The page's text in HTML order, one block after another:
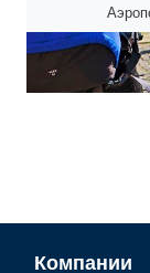
Компании